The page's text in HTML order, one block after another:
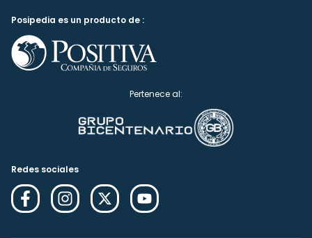
Posipedia es un producto de :
Pertenece al:
Redes sociales